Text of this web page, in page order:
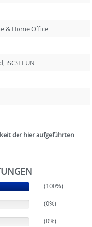
& Home Office
iSCSI LUN
der hier aufgeführten
(100%)
(0%)
(0%)